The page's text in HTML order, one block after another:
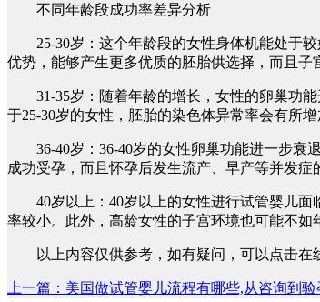
不同年龄段成功率差异分析
25-30岁：这个年龄段的女性身体机能处于较
优势，能够产生更多优质的胚胎供选择，而且子
31-35岁：随着年龄的增长，女性的卵巢功能
于25-30岁的女性，胚胎的染色体异常率会有所
36-40岁：36-40岁的女性卵巢功能进一步衰退
成功受孕，而且怀孕后发生流产、早产等并发症
40岁以上：40岁以上的女性进行试管婴儿面
率较小。此外，高龄女性的子宫环境也可能不如
以上内容仅供参考，如有疑问，可以点击在
上一篇：美国做试管婴儿流程有哪些,从咨询到